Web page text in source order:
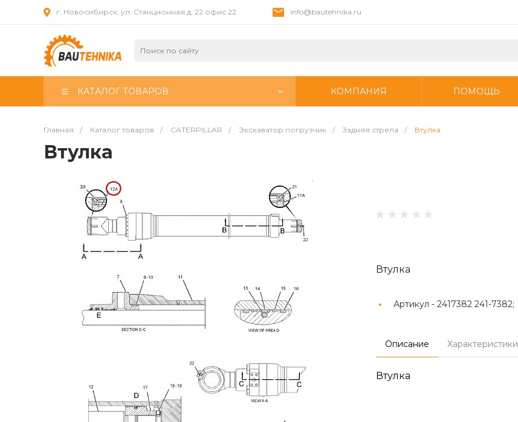
г. Новосибирск, ул. Станционная д. 22 офис 22 info@bautehnika.ru
КАТАЛОГ ТОВАРОВ КОМПАНИЯ ПОМОЩЬ
Главная / Каталог товаров / CATERPILLAR / Экскаватор погрузчик / Задняя стрела / Втулка
Втулка
Втулка
Артикул - 2417382 241-7382;
Описание Характеристики
Втулка